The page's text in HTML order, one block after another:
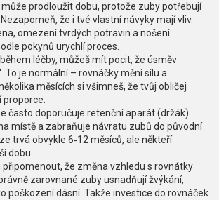
prodloužit dobu, protože zuby potřebují
že i tvé vlastní návyky mají vliv.
omezení tvrdých potravin a nošení
pokynů urychlí proces.
léčby, můžeš mít pocit, že úsměv
To je normální – rovnáčky mění sílu a
měsících si všimneš, že tvůj obličej
často doporučuje retenční aparát (držák).
místě a zabraňuje návratu zubů do původní
trvá obvykle 6‑12 měsíců, ale někteří
dobu.
připomenout, že změna vzhledu s rovnátky
zarovnané zuby usnadňují žvýkání,
poškození dásní. Takže investice do rovnáček